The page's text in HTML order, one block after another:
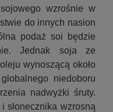
wzrośnie w
do innych nasion
podaż soi będzie
Jednak soja ze
wynoszącą około
niedoboru
nadwyżki śruty.
słonecznika wzrosną